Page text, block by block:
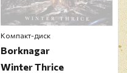
Компакт-диск
Borknagar
Winter Thrice